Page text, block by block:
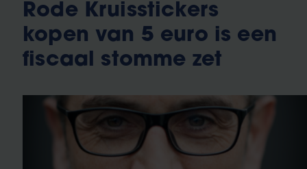
Rode Kruisstickers
kopen van 5 euro is een
fiscaal stomme zet